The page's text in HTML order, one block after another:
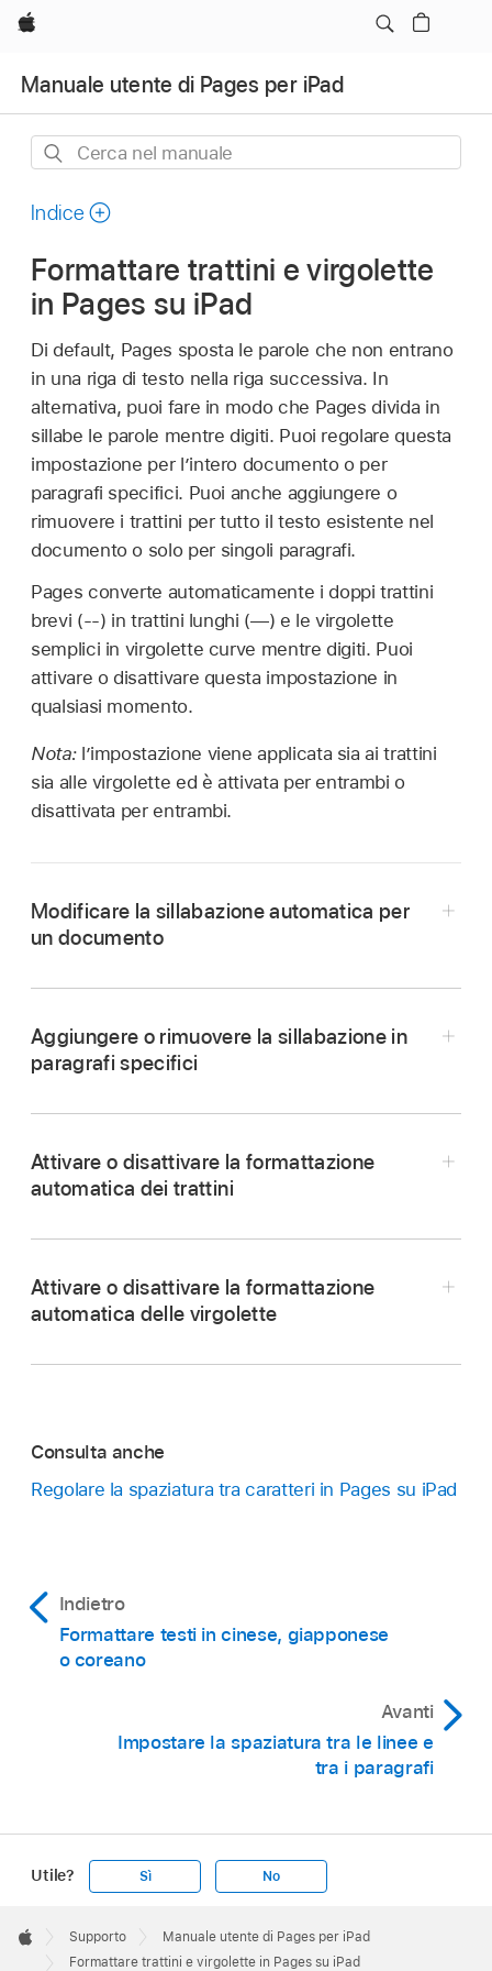
Apple
Manuale utente di Pages per iPad
Cerca
manuale
Indice
Formattare trattini e virgolette
in Pages su iPad
Di default, Pages sposta le parole che non entrano
in una riga di testo nella riga successiva. In
alternativa, puoi fare in modo che Pages divida in
sillabe le parole mentre digiti. Puoi regolare questa
impostazione per l’intero documento o per
paragrafi specifici. Puoi anche aggiungere o
rimuovere i trattini per tutto il testo esistente nel
documento o solo per singoli paragrafi.
Pages converte automaticamente i doppi trattini
brevi (--) in trattini lunghi (—) e le virgolette
semplici in virgolette curve mentre digiti. Puoi
attivare o disattivare questa impostazione in
qualsiasi momento.
Nota: l’impostazione viene applicata sia ai trattini
sia alle virgolette ed è attivata per entrambi o
disattivata per entrambi.
Modificare la sillabazione automatica per
un documento
Vai all’app Pages
su iPad.
Apri un documento, quindi tocca
nellabarra
Tocca “Opzioni documento”, tocca
disattiva Sillabazione.
Aggiungere o rimuovere la sillabazione in
paragrafi specifici
Tocca un paragrafo oppure
Attivare o disattivare la formattazione
automatica dei trattini
Tocca Impostazioni sulla schermata Home,
quindi tocca Generali.
Suggerimento:
Attivare o disattivare la formattazione
automatica delle virgolette
quindi tocca Generali.
Tocca Tastiera, quindi tocca “Punteggiatura
Consulta anche
Regolare la spaziatura tra caratteri in Pages su iPad
Indietro
Formattare testi in cinese, giapponese
o coreano
Avanti
Impostare la spaziatura tra le linee e
tra i paragrafi
Utile? Sì No
Footer

Apple
Supporto
Manuale utente di Pages per iPad
Formattare trattini e virgolette in Pages su iPad